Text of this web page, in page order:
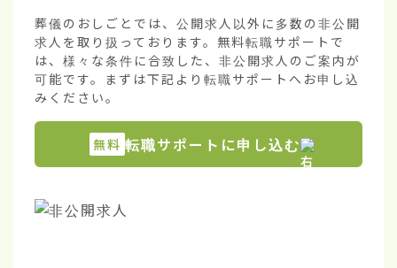
葬儀のおしごとでは、公開求人以外に多数の非公開
求人を取り扱っております。無料転職サポートで
は、様々な条件に合致した、非公開求人のご案内が
可能です。まずは下記より転職サポートへお申し込
みください。
無料 転職サポートに申し込む